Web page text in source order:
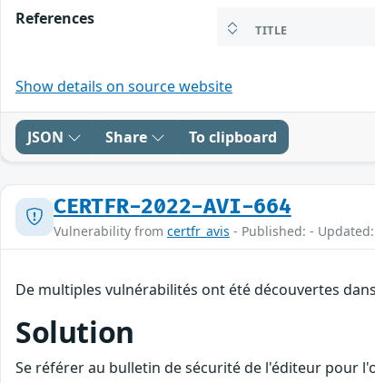
References
TITLE
Show details on source website
JSON Share To clipboard
CERTFR-2022-AVI-664
Vulnerability from certfr_avis - Published: - Updated:
De multiples vulnérabilités ont été découvertes
Solution
Se référer au bulletin de sécurité de l'éditeur pour